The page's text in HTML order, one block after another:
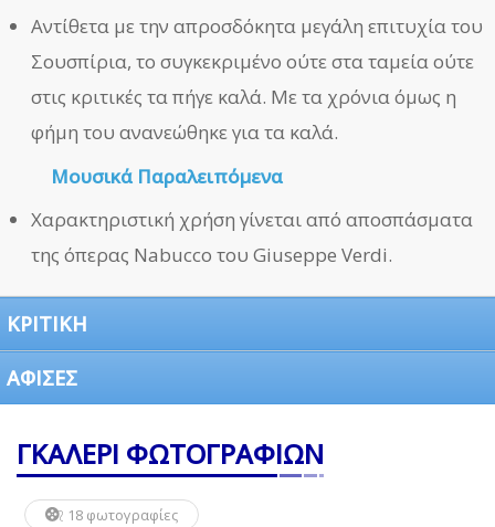
Αντίθετα με την απροσδόκητα μεγάλη επιτυχία του
Σουσπίρια, το συγκεκριμένο ούτε στα ταμεία ούτε
στις κριτικές τα πήγε καλά. Με τα χρόνια όμως η
φήμη του ανανεώθηκε για τα καλά.
Μουσικά Παραλειπόμενα
Χαρακτηριστική χρήση γίνεται από αποσπάσματα
της όπερας Nabucco του Giuseppe Verdi.
ΚΡΙΤΙΚΗ
ΑΦΙΣΕΣ
ΓΚΑΛΕΡΙ ΦΩΤΟΓΡΑΦΙΩΝ
18 φωτογραφίες